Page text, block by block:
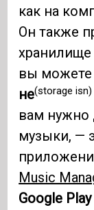
как на
Он также
хранилище
вы
не(storage isn)
вам нужно
музыки, —
Music
Google